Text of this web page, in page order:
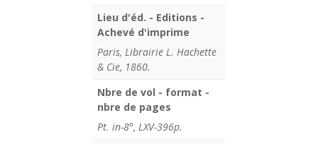
Lieu d'éd. - Editions -
Achevé d'imprime
Paris, Librairie L. Hachette
& Cie, 1860.
Nbre de vol - format -
nbre de pages
Pt. in-8°, LXV-396p.